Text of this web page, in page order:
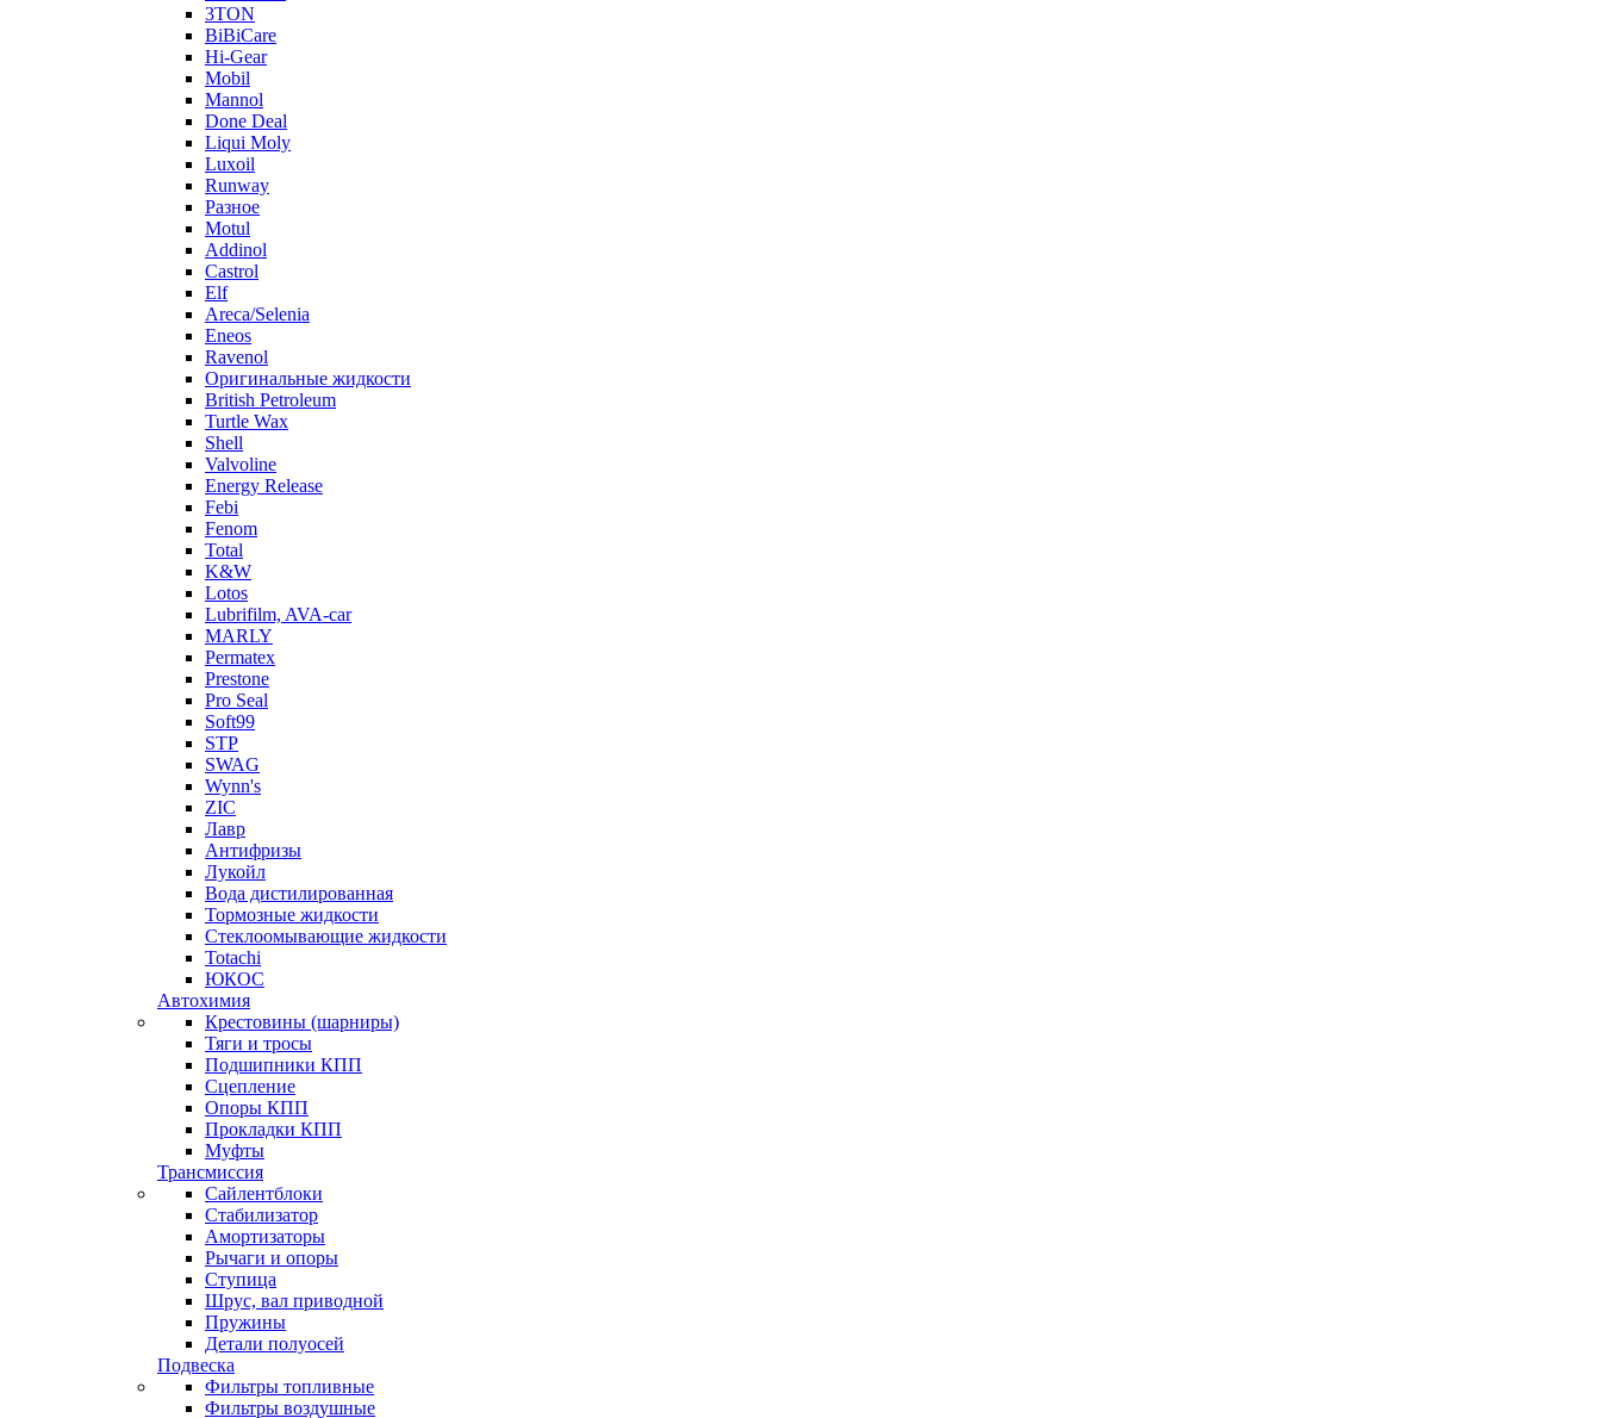
3TON
BiBiCare
Hi-Gear
Mobil
Mannol
Done Deal
Liqui Moly
Luxoil
Runway
Разное
Motul
Addinol
Castrol
Elf
Areca/Selenia
Eneos
Ravenol
Оригинальные жидкости
British Petroleum
Turtle Wax
Shell
Valvoline
Energy Release
Febi
Fenom
Total
K&W
Lotos
Lubrifilm, AVA-car
MARLY
Permatex
Prestone
Pro Seal
Soft99
STP
SWAG
Wynn's
ZIC
Лавр
Антифризы
Лукойл
Вода дистилированная
Тормозные жидкости
Стеклоомывающие жидкости
Totachi
ЮКОС
Автохимия
Крестовины (шарниры)
Тяги и тросы
Подшипники КПП
Сцепление
Опоры КПП
Прокладки КПП
Муфты
Трансмиссия
Сайлентблоки
Стабилизатор
Амортизаторы
Рычаги и опоры
Ступица
Шрус, вал приводной
Пружины
Детали полуосей
Подвеска
Фильтры топливные
Фильтры воздушные